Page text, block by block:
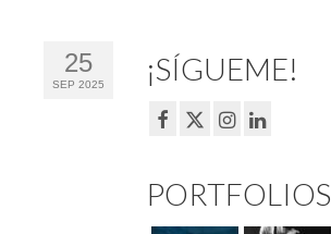
25
SEP 2025 ¡SÍGUEME!
PORTFOLIOS